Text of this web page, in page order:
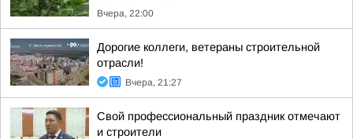
Вчера, 22:00
Дорогие коллеги, ветераны строительной
отрасли!
Вчера, 21:27
Свой профессиональный праздник отмечают
и строители